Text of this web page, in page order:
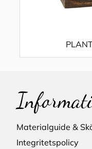
Materialguide &
Integritetspolicy